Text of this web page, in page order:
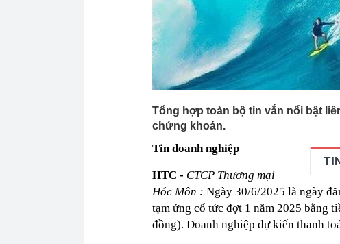
Người phụ nữ 50 tuổi
món ăn sáng nhiều
12:03
Ô tô đỗ qua đêm ở
Tổng hợp toàn bộ tin vắn nổi bật
chứng khoán.
Tin doanh nghiệp
HTC - CTCP Thương mại
Hóc Môn : Ngày 30/6/2025 là ngày
tạm ứng cổ tức đợt 1 năm 2025 bằng
đồng). Doanh nghiệp dự kiến thanh